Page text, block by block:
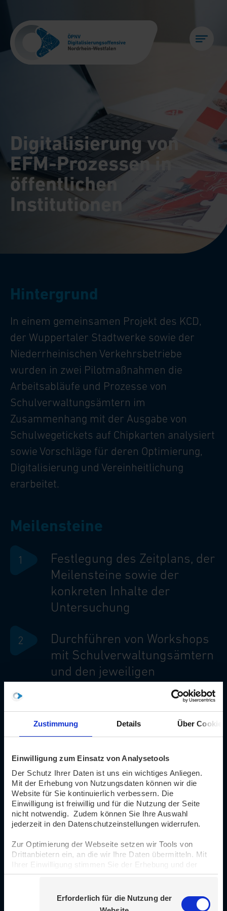
Zustimmung Details Über Cookies
Einwilligung zum Einsatz von Analysetools
Der Schutz Ihrer Daten ist uns ein wichtiges Anliegen.
Mit der Erhebung von Nutzungsdaten können wir die
Website für Sie kontinuierlich verbessern. Die
Einwilligung ist freiwillig und für die Nutzung der Seite
nicht notwendig. Zudem können Sie Ihre Auswahl
jederzeit in den Datenschutzeinstellungen widerrufen.
Zur Optimierung der Webseite setzen wir Tools von
Drittanbietern ein, an die wir Ihre Daten übermitteln. Mit
Ihrer Einwilligung stimmen Sie der Erhebung und der
Übermittlung von Daten an Drittländer zu.
Weitere Infos finden Sie unterDatenschutz.
Erforderlich für die Nutzung der
Digitalisierung von
EFM-Prozessen in
öffentlichen
Institutionen
Hintergrund
In einem gemeinsamen Projekt des KCD,
der Wuppertaler Stadtwerke sowie der
Niederrheinischen Verkehrsbetriebe
wurden in zwei Pilotmaßnahmen die
Arbeitsabläufe und Prozesse von
Schulverwaltungsämtern im
Zusammenhang mit der Ausgabe von
Schulwegetickets auf Chipkarten analysiert
sowie Vorschläge für deren Optimierung,
Digitalisierung und Vereinheitlichung
erarbeitet.
Meilensteine
Festlegung des Zeitplans, der
Meilensteine sowie der
konkreten Inhalte der
Untersuchung
Durchführen von Workshops
mit Schulverwaltungsämtern
und den jeweiligen
Verkehrsvertrieben der
beiden Pilotregionen zur
Identifikation der
Prozessabläufe
Analyse der Ist-Prozesse
Definition der Soll-Prozesse
Erstellung des Leitfadens